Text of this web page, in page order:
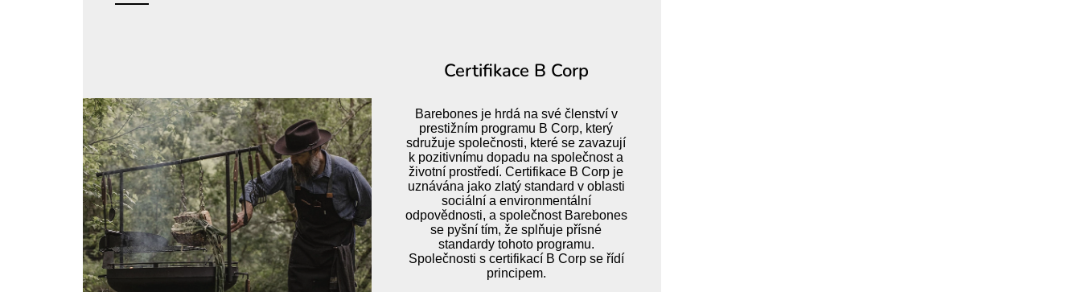
Certifikace B Corp
Barebones je hrdá na své členství v
prestižním programu B Corp, který
sdružuje společnosti, které se zavazují
k pozitivnímu dopadu na společnost a
životní prostředí. Certifikace B Corp je
uznávána jako zlatý standard v oblasti
sociální a environmentální
odpovědnosti, a společnost Barebones
se pyšní tím, že splňuje přísné
standardy tohoto programu.
Společnosti s certifikací B Corp se řídí
principem.